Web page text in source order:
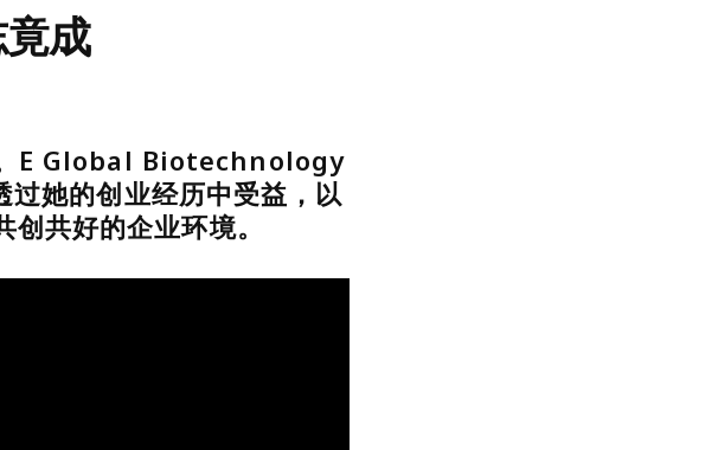
成
。E Global Biotechnology
她的创业经历中受益，以
共好的企业环境。